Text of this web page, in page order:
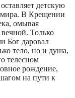
детскую
мира. В Крещении
омывая
Только
Бог даровал
тело, но и душа,
телесном
рождение,
на пути к